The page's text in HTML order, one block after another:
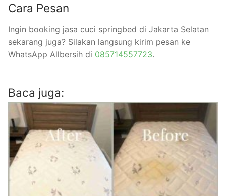
Cara Pesan
Ingin booking jasa cuci springbed di Jakarta Selatan
sekarang juga? Silakan langsung kirim pesan ke
WhatsApp Allbersih di 085714557723.
Baca juga: